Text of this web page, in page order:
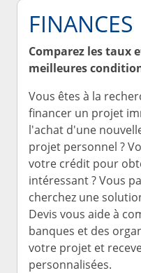
FINANCES
Comparez les taux
meilleures
Vous êtes à la
financer un projet
l'achat d'une
projet personnel ?
votre crédit pour
intéressant ? Vous
cherchez une
Devis vous aide à
banques et des
votre projet et
personnalisées.